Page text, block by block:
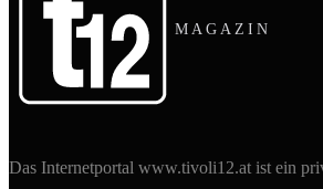
MAGAZIN
Das Internetportal www.tivoli12.at ist ein